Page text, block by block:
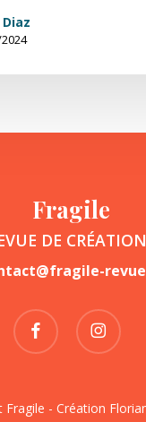
Fragile
DE
facebook instagram
Fragile - Création